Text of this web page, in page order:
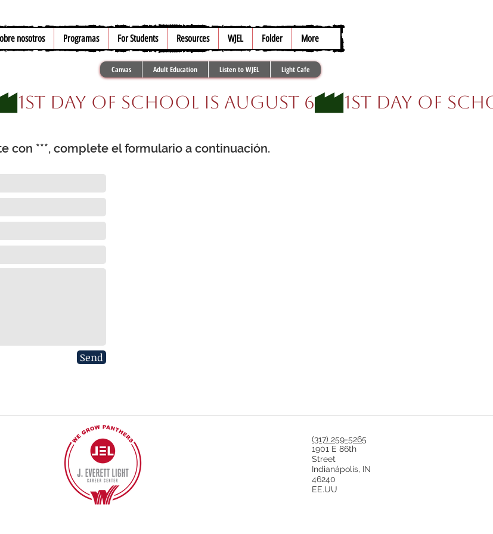
nosotros Programas For Students Resources WJEL Folder More
Canvas Adult Education Listen to WJEL Light Cafe
con ***, complete el formulario a continuación.
Send
(317) 259-5265
1901 E 86th
Street
Indianápolis, IN
46240
EE.UU